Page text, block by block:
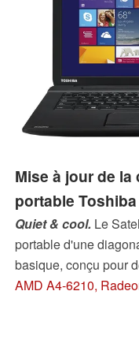
Mise à jour de
portable
Quiet & cool. Le
portable d'une
basique, conçu pour
qualités : une faible
AMD A4-6210,